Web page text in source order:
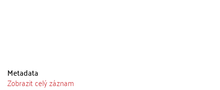
Metadata
Zobrazit celý záznam